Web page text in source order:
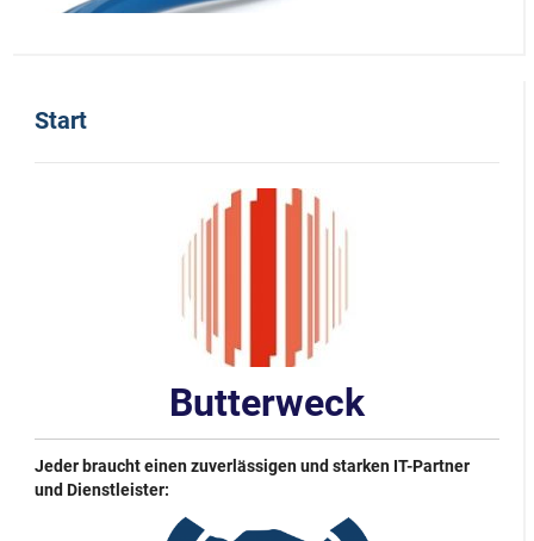
Start
Butterweck
Jeder braucht einen zuverlässigen und starken IT-Partner
und Dienstleister: